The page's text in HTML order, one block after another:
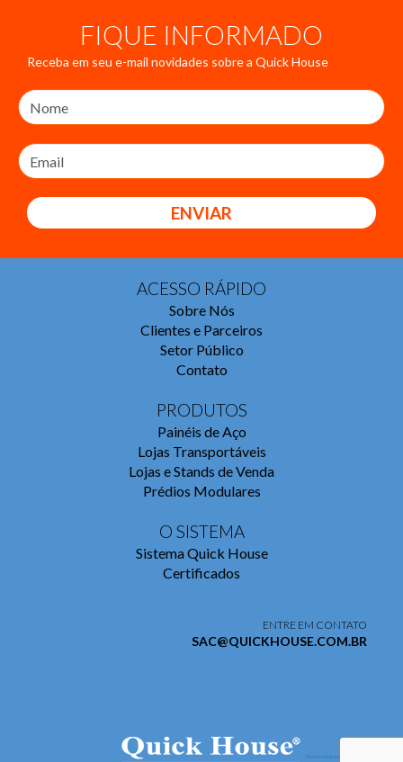
FIQUE INFORMADO
Receba em seu e-mail novidades sobre a Quick House
ENVIAR
ACESSO RÁPIDO
Sobre Nós
Clientes e Parceiros
Setor Público
Contato
PRODUTOS
Painéis de Aço
Lojas Transportáveis
Lojas e Stands de Venda
Prédios Modulares
O SISTEMA
Sistema Quick House
Certificados
ENTRE EM CONTATO
SAC@QUICKHOUSE.COM.BR